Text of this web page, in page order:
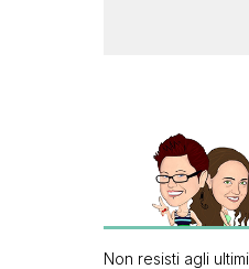
Non resisti agli